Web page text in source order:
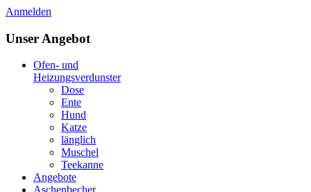
Anmelden
Unser Angebot
Ofen- und
Heizungsverdunster
Dose
Ente
Hund
Katze
länglich
Muschel
Teekanne
Angebote